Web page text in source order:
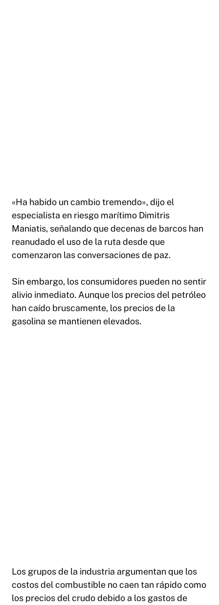
«Ha habido un cambio tremendo», dijo el
especialista en riesgo marítimo Dimitris
Maniatis, señalando que decenas de barcos han
reanudado el uso de la ruta desde que
comenzaron las conversaciones de paz.
Sin embargo, los consumidores pueden no sentir
alivio inmediato. Aunque los precios del petróleo
han caído bruscamente, los precios de la
gasolina se mantienen elevados.
Los grupos de la industria argumentan que los
costos del combustible no caen tan rápido como
los precios del crudo debido a los gastos de